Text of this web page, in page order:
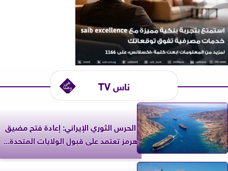
ناس TV
الحرس الثوري الإيراني: إعادة فتح مضيق
هرمز تعتمد على قبول الولايات المتحدة...